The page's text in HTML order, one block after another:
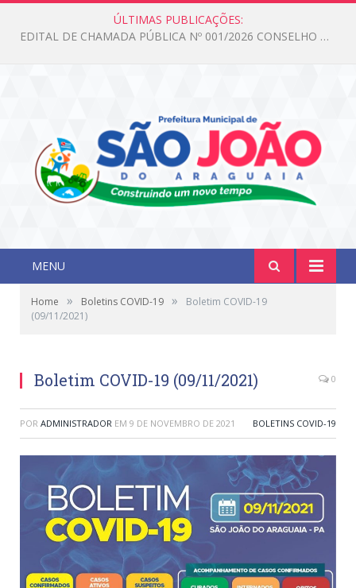
ÚLTIMAS PUBLICAÇÕES:
Edital de Chamada Pública N°001/2026 Conselho CMAS
MENU
Home » Boletins COVID-19 »
Boletim COVID-19
(09/11/2021)
Boletim COVID-19 (09/11/2021) 0
POR ADMINISTRADOR EM 9 DE NOVEMBRO DE 2021 BOLETINS COVID-19